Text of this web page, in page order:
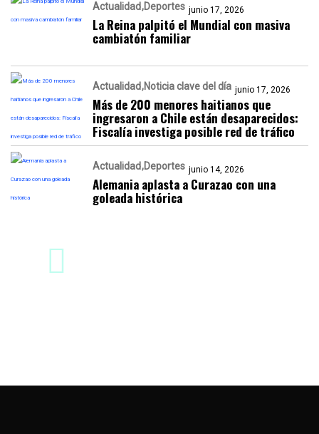
Actualidad Deportes junio 17, 2026
La Reina palpitó el Mundial con masiva
cambiatón familiar
Actualidad Noticia clave del día junio 17, 2026
Más de 200 menores haitianos que
ingresaron a Chile están desaparecidos:
Fiscalía investiga posible red de tráfico
Actualidad Deportes junio 14, 2026
Alemania aplasta a Curazao con una
goleada histórica